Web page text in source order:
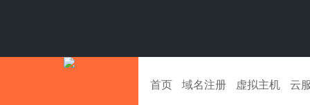
首页 域名注册 虚拟主机 云